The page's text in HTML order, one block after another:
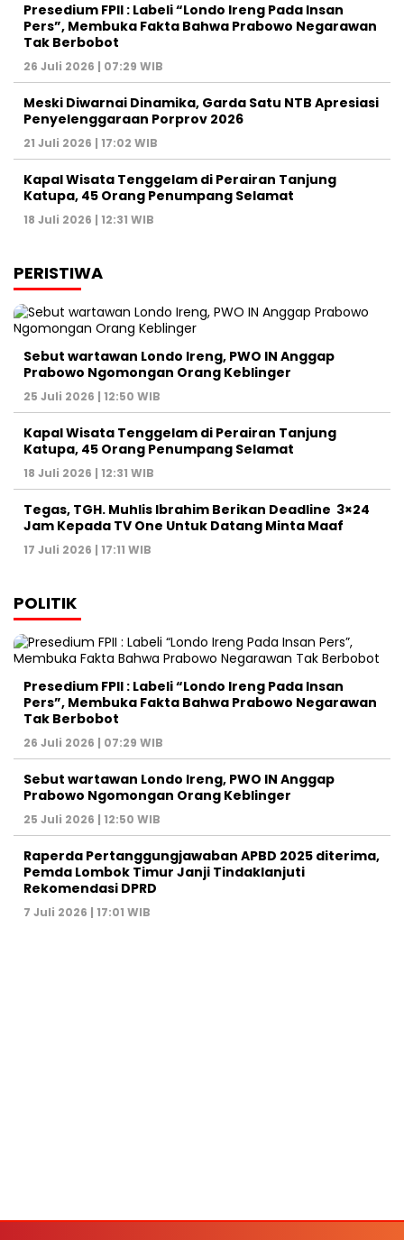
Presedium FPII : Labeli “Londo Ireng Pada Insan
Pers”, Membuka Fakta Bahwa Prabowo Negarawan
Tak Berbobot
26 Juli 2026 | 07:29 WIB
Meski Diwarnai Dinamika, Garda Satu NTB Apresiasi
Penyelenggaraan Porprov 2026 ‎
21 Juli 2026 | 17:02 WIB
Kapal Wisata Tenggelam di Perairan Tanjung
Katupa, 45 Orang Penumpang Selamat
18 Juli 2026 | 12:31 WIB
PERISTIWA
Sebut wartawan Londo Ireng, PWO IN Anggap
Prabowo Ngomongan Orang Keblinger
25 Juli 2026 | 12:50 WIB
Kapal Wisata Tenggelam di Perairan Tanjung
Katupa, 45 Orang Penumpang Selamat
18 Juli 2026 | 12:31 WIB
Tegas, TGH. Muhlis Ibrahim Berikan Deadline 3×24
Jam Kepada TV One Untuk Datang Minta Maaf
17 Juli 2026 | 17:11 WIB
POLITIK
Presedium FPII : Labeli “Londo Ireng Pada Insan
Pers”, Membuka Fakta Bahwa Prabowo Negarawan
Tak Berbobot
26 Juli 2026 | 07:29 WIB
Sebut wartawan Londo Ireng, PWO IN Anggap
Prabowo Ngomongan Orang Keblinger
25 Juli 2026 | 12:50 WIB
Raperda Pertanggungjawaban APBD 2025 diterima,
Pemda Lombok Timur Janji Tindaklanjuti
Rekomendasi DPRD
7 Juli 2026 | 17:01 WIB